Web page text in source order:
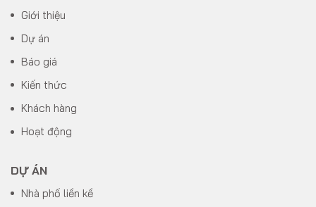
Giới thiệu
Dự án
Báo giá
Kiến thức
Khách hàng
Hoạt động
DỰ ÁN
Nhà phố liền kề